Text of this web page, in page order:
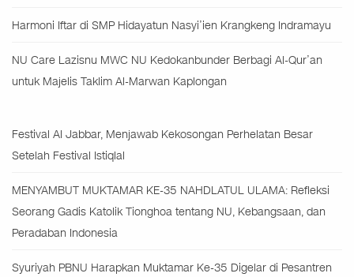
Harmoni Iftar di SMP Hidayatun Nasyi’ien Krangkeng Indramayu
NU Care Lazisnu MWC NU Kedokanbunder Berbagi Al-Qur’an
untuk Majelis Taklim Al-Marwan Kaplongan
Festival Al Jabbar, Menjawab Kekosongan Perhelatan Besar
Setelah Festival Istiqlal
MENYAMBUT MUKTAMAR KE-35 NAHDLATUL ULAMA: Refleksi
Seorang Gadis Katolik Tionghoa tentang NU, Kebangsaan, dan
Peradaban Indonesia
Syuriyah PBNU Harapkan Muktamar Ke-35 Digelar di Pesantren